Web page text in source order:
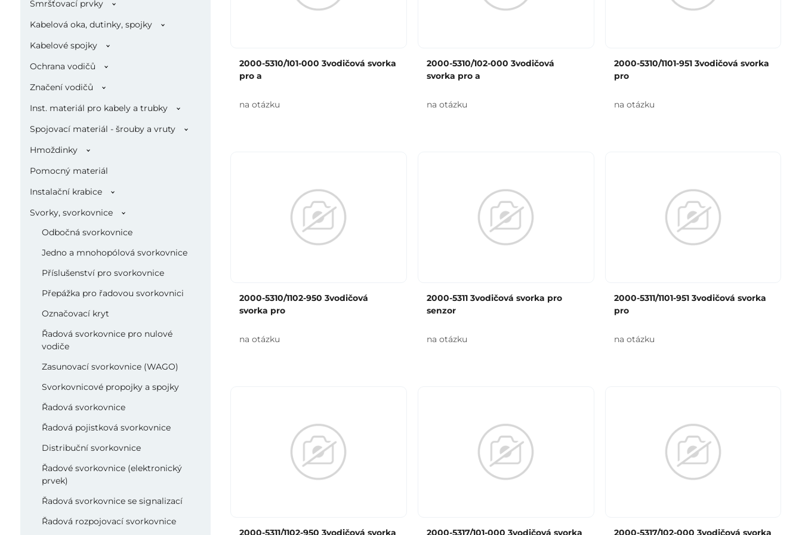
Smršťovací prvky
Kabelová oka, dutinky, spojky
Kabelové spojky
Ochrana vodičů
Značení vodičů
Inst. materiál pro kabely a trubky
Spojovací materiál - šrouby a vruty
Hmoždinky
Pomocný materiál
Instalační krabice
Svorky, svorkovnice
Odbočná svorkovnice
Jedno a mnohopólová svorkovnice
Příslušenství pro svorkovnice
Přepážka pro řadovou svorkovnici
Označovací kryt
Řadová svorkovnice pro nulové
vodiče
Zasunovací svorkovnice (WAGO)
Svorkovnicové propojky a spojky
Řadová svorkovnice
Řadová pojistková svorkovnice
Distribuční svorkovnice
Řadové svorkovnice (elektronický
prvek)
Řadová svorkovnice se signalizací
Řadová rozpojovací svorkovnice
2000-5310/101-000 3vodičová svorka
pro a
na otázku
2000-5310/102-000 3vodičová
svorka pro a
na otázku
2000-5310/1101-951 3vodičová svorka
pro
na otázku
2000-5310/1102-950 3vodičová
svorka pro
na otázku
2000-5311 3vodičová svorka pro
senzor
na otázku
2000-5311/1101-951 3vodičová svorka
pro
na otázku
2000-5311/1102-950 3vodičová svorka 2000-5317/101-000 3vodičová svorka 2000-5317/102-000 3vodičová svorka